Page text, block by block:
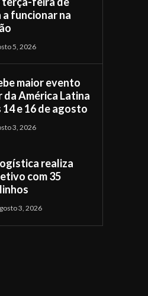
a funcionar na
5, 2026
maior evento
América Latina
e 16 de agosto
3, 2026
realiza
com 35
3, 2026